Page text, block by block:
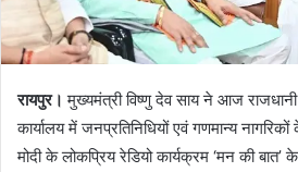
रायपुर।मुख्यमंत्री विष्णु देव साय ने आज
कार्यालय में जनप्रतिनिधियों एवं गणमान्य
मोदी के लोकप्रिय रेडियो कार्यक्रम ‘मन की